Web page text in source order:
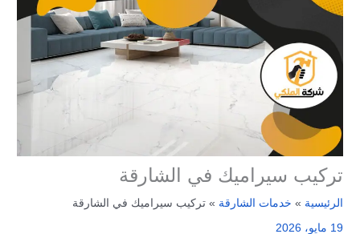
تركيب سيراميك في الشارقة
الرئيسية خدمات الشارقة تركيب سيراميك في الشارقة
19 مايو، 2026